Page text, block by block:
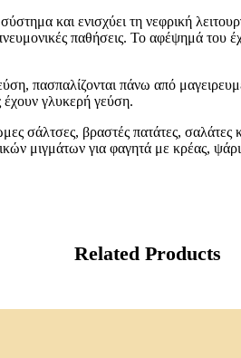
σύστημα και ενισχύει τη νεφρική
παθήσεις. Το αφέψημά του
πασπαλίζονται πάνω από
έχουν γλυκερή γεύση.
σάλτσες, βραστές πατάτες,
μιγμάτων για φαγητά με κρέας,
Related Products